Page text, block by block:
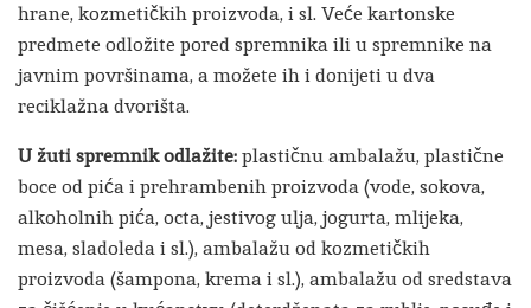
hrane, kozmetičkih proizvoda, i sl. Veće kartonske
predmete odložite pored spremnika ili u spremnike na
javnim površinama, a možete ih i donijeti u dva
reciklažna dvorišta.
U žuti spremnik odlažite:plastičnu ambalažu, plastične
boce od pića i prehrambenih proizvoda (vode, sokova,
alkoholnih pića, octa, jestivog ulja, jogurta, mlijeka,
mesa, sladoleda i sl.), ambalažu od kozmetičkih
proizvoda (šampona, krema i sl.), ambalažu od sredstava